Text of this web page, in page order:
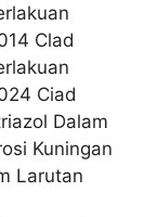
Clad
Ciad
Dalam
Kuningan
Larutan